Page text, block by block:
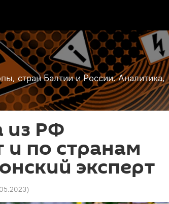
стран Балтии и России. Аналитика,
из РФ
по странам
эксперт
)